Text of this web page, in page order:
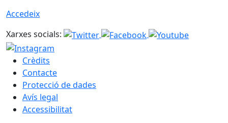
Accedeix
Xarxes socials:
Crèdits
Contacte
Protecció de dades
Avís legal
Accessibilitat